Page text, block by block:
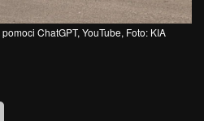
ChatGPT, YouTube, Foto: KIA